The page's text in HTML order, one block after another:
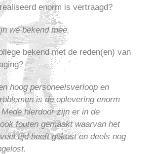
enorm is vertraagd?
we bekend mee.
bekend met de reden(en) van
hoog personeelsverloop en
is de oplevering enorm
hierdoor zijn er in de
fouten gemaakt waarvan het
tijd heeft gekost en deels nog